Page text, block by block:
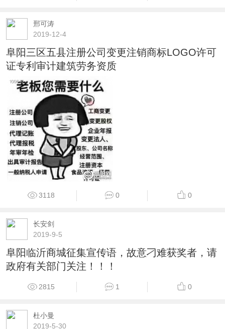
邢可涛
2019-12-4
阜阳三区五县注册公司变更注销商标LOGO许可
证专利审计建筑劳务资质
3118 0 0
长安剑
2019-9-5
阜阳临沂商城征集宣传语，故意刁难获奖者，请
政府有关部门关注！！！
2815 1 0
杜小曼
2019-5-30